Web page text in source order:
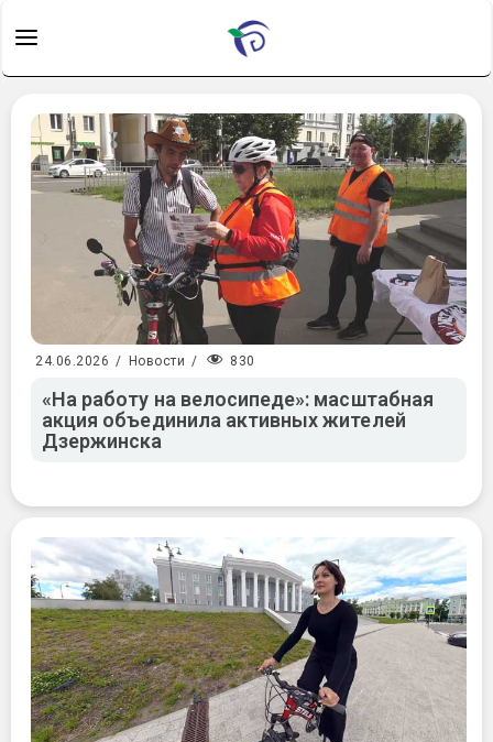
24.06.2026 / Новости / 830
«На работу на велосипеде»: масштабная
акция объединила активных жителей
Дзержинска